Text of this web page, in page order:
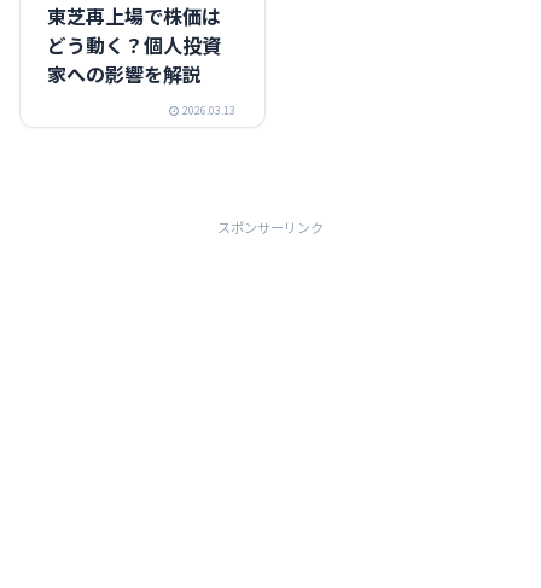
東芝再上場で株価は
どう動く？個人投資
家への影響を解説
2026.03.13
スポンサーリンク